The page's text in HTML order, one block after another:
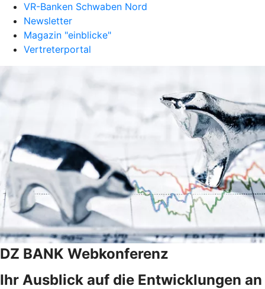
VR-Banken Schwaben Nord
Newsletter
Magazin "einblicke"
Vertreterportal
DZ BANK Webkonferenz
Ihr Ausblick auf die Entwicklungen an